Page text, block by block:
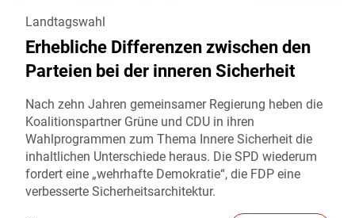
Landtagswahl
Erhebliche Differenzen zwischen den
Parteien bei der inneren Sicherheit
Nach zehn Jahren gemeinsamer Regierung heben die
Koalitionspartner Grüne und CDU in ihren
Wahlprogrammen zum Thema Innere Sicherheit die
inhaltlichen Unterschiede heraus. Die SPD wiederum
fordert eine „wehrhafte Demokratie“, die FDP eine
verbesserte Sicherheitsarchitektur.